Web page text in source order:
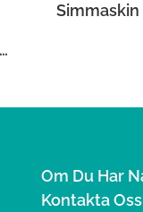
Simmaskin
Om Du Har
Kontakta Oss